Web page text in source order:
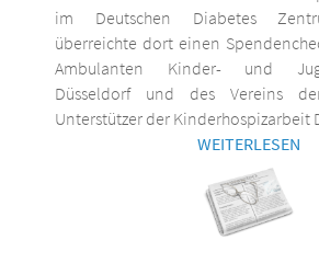
im Deutschen Diabetes
überreichte dort einen
Ambulanten Kinder- und
Düsseldorf und des Vereins
Unterstützer der Kinderhospizarbeit
WEITERLESEN